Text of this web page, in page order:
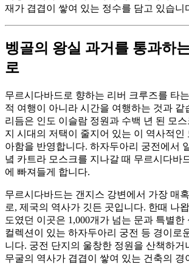
재가 겹겹이 쌓여 있는 정수를 담고 있습니
벵골의 왕실 과거를 통과하
로
무르시다바드로 향하는 리버 크루즈를 타
적 여행이 아니라 시간을 여행하는 것과 같
리듬은 인도 이슬람 정원과 수백 년 된 모
지 시대의 저택이 줄지어 있는 이 역사적인
아함을 반영합니다. 하자두아리 궁전에서
녘 카트라 모스크를 지나갈 때 무르시다바
에 빠져들게 합니다.
무르시다바드는 갠지스 강변에서 가장 매
로, 제국의 역사가 깃든 곳입니다. 한때 나
도였던 이곳은 1,000개가 넘는 문과 특별한
컬렉션이 있는 하자두아리 궁전 등 경이로
니다. 궁전 단지의 울창한 정원을 산책하거
무굴의 역사가 겹겹이 쌓여 있는 건축의 경